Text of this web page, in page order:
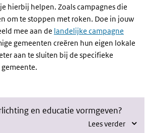
hierbij helpen. Zoals campagnes die
om te stoppen met roken. Doe in jouw
mee aan de landelijke campagne
link)gemeenten creëren hun eigen lokale
aan te sluiten bij de specifieke
en educatie vormgeven?
Lees verder